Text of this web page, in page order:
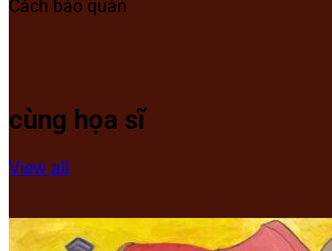
Cách bảo quản
cùng họa sĩ
View all